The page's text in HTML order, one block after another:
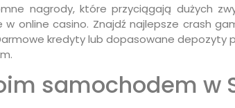
nagrody, które przyciągają dużych
online casino. Znajdź najlepsze crash
kredyty lub dopasowane
samochodem w